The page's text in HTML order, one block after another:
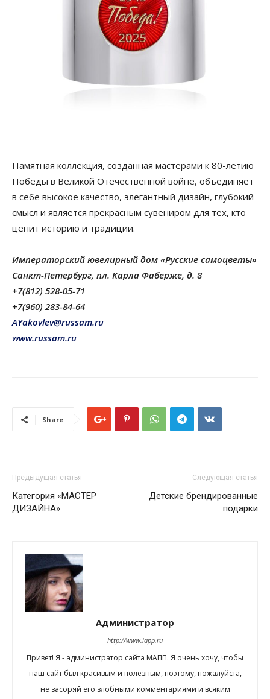
Памятная коллекция, созданная мастерами к 80-летию
Победы в Великой Отечественной войне, объединяет
в себе высокое качество, элегантный дизайн, глубокий
смысл и является прекрасным сувениром для тех, кто
ценит историю и традиции.
Императорский ювелирный дом «Русские самоцветы»
Санкт-Петербург, пл. Карла Фаберже, д. 8
+7(812) 528-05-71
+7(960) 283-84-64
AYakovlev@russam.ru
www.russam.ru
Share
Предыдущая статья
Категория «МАСТЕР
ДИЗАЙНА»
Следующая статья
Детские брендированные
подарки
Администратор
http://www.iapp.ru
Привет! Я - администратор сайта МАПП. Я очень хочу, чтобы
наш сайт был красивым и полезным, поэтому, пожалуйста,
не засоряй его злобными комментариями и всяким